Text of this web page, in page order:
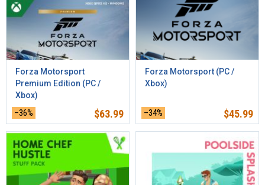
Forza Motorsport
Premium Edition (PC /
Xbox)
–36% $63.99
Forza Motorsport (PC /
Xbox)
–34% $45.99